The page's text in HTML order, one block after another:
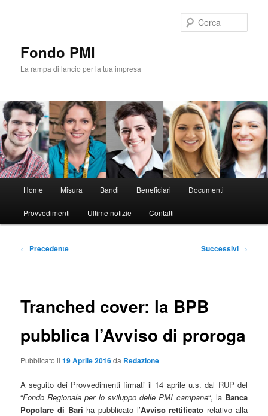
Fondo PMI
La rampa di lancio per la tua impresa
principale
Home Misura Bandi Beneficiari Documenti
Provvedimenti Ultime notizie Contatti
Navigazione
← Precedente Successivi →
Tranched cover: la BPB
pubblica l’Avviso di proroga
Pubblicato il19 Aprile 2016da Redazione
A seguito dei Provvedimenti firmati il 14 aprile u.s. dal RUP del
“Fondo Regionale per lo sviluppo delle PMI campane“, la Banca
Popolare di Bari ha pubblicato l’Avviso rettificato relativo alla